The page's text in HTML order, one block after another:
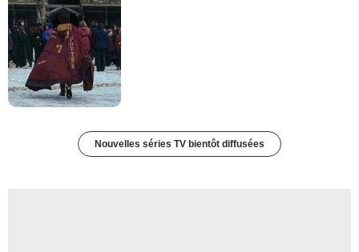
Nouvelles séries TV bientôt diffusées